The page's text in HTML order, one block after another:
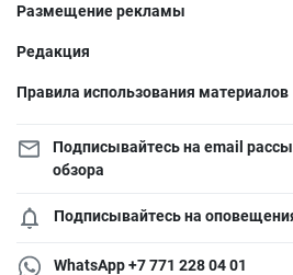
Размещение рекламы
Редакция
Правила использования материалов
Подписывайтесь на email
обзора
Подписывайтесь на
WhatsApp +7 771 228 04 01